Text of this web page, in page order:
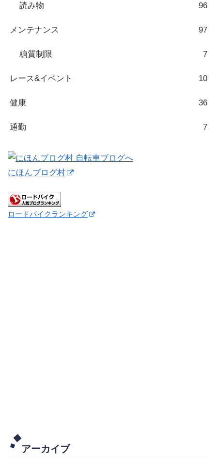
読み物 96
メンテナンス 97
糖質制限 7
レース&イベント 10
健康 36
通勤 7
にほんブログ村
ロードバイクランキング
アーカイブ